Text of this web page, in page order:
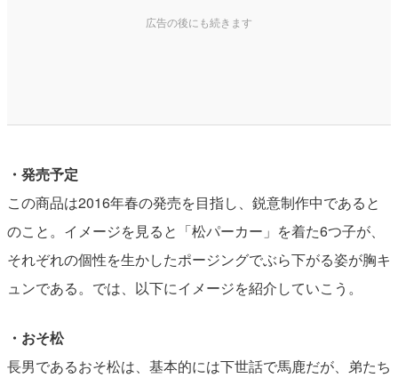
・発売予定
この商品は2016年春の発売を目指し、鋭意制作中であると
のこと。イメージを見ると「松パーカー」を着た6つ子が、
それぞれの個性を生かしたポージングでぶら下がる姿が胸キ
ュンである。では、以下にイメージを紹介していこう。
・おそ松
長男であるおそ松は、基本的には下世話で馬鹿だが、弟たち